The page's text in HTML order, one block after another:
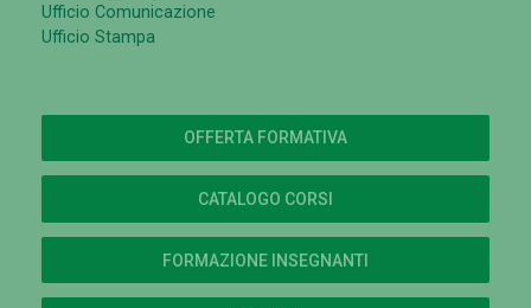
Ufficio Comunicazione
Ufficio Stampa
OFFERTA FORMATIVA
CATALOGO CORSI
FORMAZIONE INSEGNANTI